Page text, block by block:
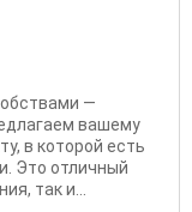
—
вашему
в которой есть
Это отличный
так и...